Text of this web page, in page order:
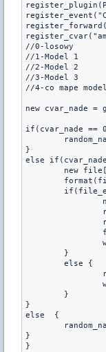
//0-losowy
//1-Model 1
//2-Model 2
//3-Model 3
//4-co mape
new cvar_nade =
if(cvar_nade ==
}
else
}
else  {
}
}